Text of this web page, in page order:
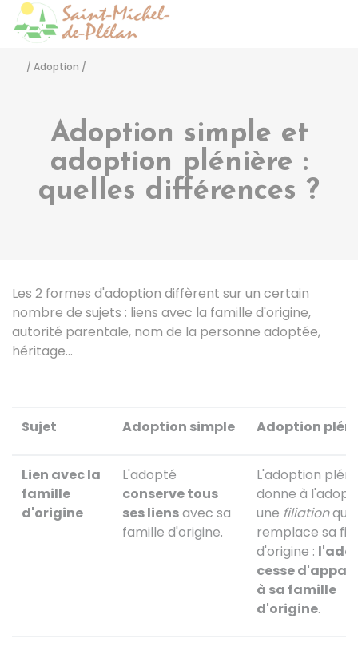
/ Adoption /
Adoption simple et
adoption plénière :
quelles différences ?
Les 2 formes d'adoption diffèrent sur un certain
nombre de sujets : liens avec la famille d'origine,
autorité parentale, nom de la personne adoptée,
héritage...
Sujet Adoption simple Adoption
Lien avec la
famille
d'origine
L'adopté
conserve tous
ses liensavec sa
famille d'origine.
L'adoption
donne à
une filiationqui
remplace sa
d'origine :
cesse
à sa famille
d'origine.